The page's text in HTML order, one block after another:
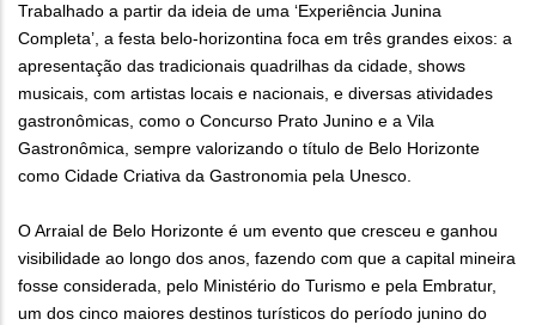
Trabalhado a partir da ideia de uma ‘Experiência Junina
Completa’, a festa belo-horizontina foca em três grandes eixos: a
apresentação das tradicionais quadrilhas da cidade, shows
musicais, com artistas locais e nacionais, e diversas atividades
gastronômicas, como o Concurso Prato Junino e a Vila
Gastronômica, sempre valorizando o título de Belo Horizonte
como Cidade Criativa da Gastronomia pela Unesco.
O Arraial de Belo Horizonte é um evento que cresceu e ganhou
visibilidade ao longo dos anos, fazendo com que a capital mineira
fosse considerada, pelo Ministério do Turismo e pela Embratur,
um dos cinco maiores destinos turísticos do período junino do